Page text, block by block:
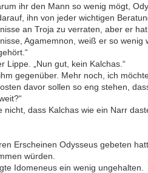
ihr den Mann so wenig mögt,
ihn von jeder wichtigen
an Troja zu verraten, aber er
Agamemnon, weiß er so
Lippe. „Nun gut, kein Kalchas.“
gegenüber. Mehr noch, ich
davor sollen so eng stehen,
nicht, dass Kalchas wie ein Narr
Erscheinen Odysseus gebeten
würden.
Idomeneus ein wenig ungehalten.